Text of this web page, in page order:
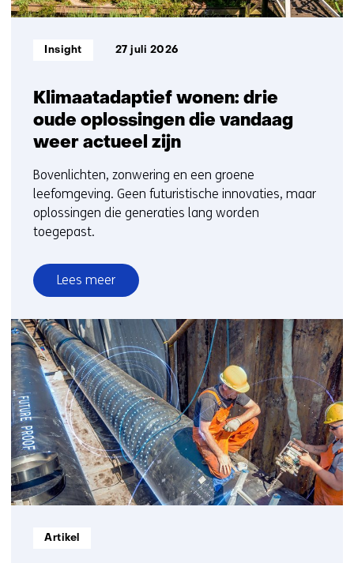
Klimaatadaptief wonen: drie
oude oplossingen die vandaag
weer actueel zijn
Informatietype:
Insight 27 juli 2026
Bovenlichten, zonwering en een groene
leefomgeving. Geen futuristische innovaties, maar
oplossingen die generaties lang worden
toegepast.
Lees meer
over
Klimaatadaptief
wonen:
drie
oude
oplossingen
die
vandaag
weer
actueel
zijn
Informatietype:
Artikel